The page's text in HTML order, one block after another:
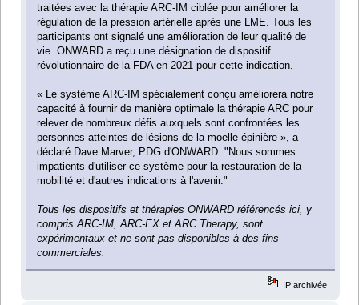
traitées avec la thérapie ARC-IM ciblée pour améliorer la
régulation de la pression artérielle après une LME. Tous les
participants ont signalé une amélioration de leur qualité de
vie. ONWARD a reçu une désignation de dispositif
révolutionnaire de la FDA en 2021 pour cette indication.
« Le système ARC-IM spécialement conçu améliorera notre
capacité à fournir de manière optimale la thérapie ARC pour
relever de nombreux défis auxquels sont confrontées les
personnes atteintes de lésions de la moelle épinière », a
déclaré Dave Marver, PDG d'ONWARD. "Nous sommes
impatients d'utiliser ce système pour la restauration de la
mobilité et d'autres indications à l'avenir."
Tous les dispositifs et thérapies ONWARD référencés ici, y
compris ARC-IM, ARC-EX et ARC Therapy, sont
expérimentaux et ne sont pas disponibles à des fins
commerciales.
IP archivée